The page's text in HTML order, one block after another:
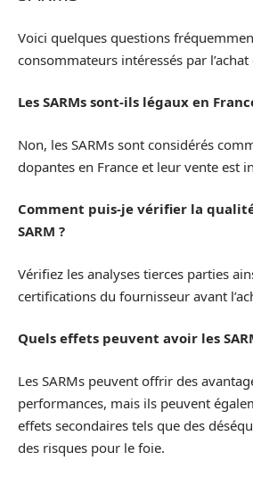
Voici quelques questions
consommateurs intéressés par l’achat
Les SARMs sont-ils légaux en
Non, les SARMs sont considérés
dopantes en France et leur vente est
Comment puis-je vérifier la
SARM ?
Vérifiez les analyses tierces parties
certifications du fournisseur avant
Quels effets peuvent avoir les
Les SARMs peuvent offrir des
performances, mais ils peuvent
effets secondaires tels que des
des risques pour le foie.